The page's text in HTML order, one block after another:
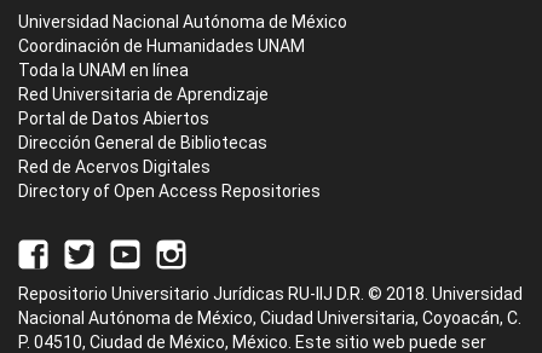
Universidad Nacional Autónoma de México
Coordinación de Humanidades UNAM
Toda la UNAM en línea
Red Universitaria de Aprendizaje
Portal de Datos Abiertos
Dirección General de Bibliotecas
Red de Acervos Digitales
Directory of Open Access Repositories
Repositorio Universitario Jurídicas RU-IIJ D.R. © 2018. Universidad
Nacional Autónoma de México, Ciudad Universitaria, Coyoacán, C.
P. 04510, Ciudad de México, México. Este sitio web puede ser